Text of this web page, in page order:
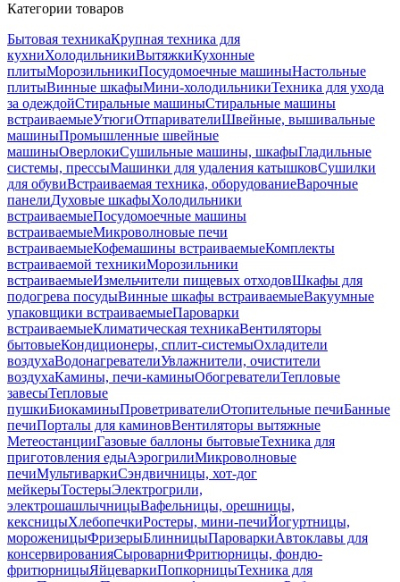
Категории товаров
Бытовая техникаКрупная техника для
кухниХолодильникиВытяжкиКухонные
плитыМорозильникиПосудомоечные машиныНастольные
плитыВинные шкафыМини-холодильникиТехника для ухода
за одеждойСтиральные машиныСтиральные машины
встраиваемыеУтюгиОтпаривателиШвейные, вышивальные
машиныПромышленные швейные
машиныОверлокиСушильные машины, шкафыГладильные
системы, прессыМашинки для удаления катышковСушилки
для обувиВстраиваемая техника, оборудованиеВарочные
панелиДуховые шкафыХолодильники
встраиваемыеПосудомоечные машины
встраиваемыеМикроволновые печи
встраиваемыеКофемашины встраиваемыеКомплекты
встраиваемой техникиМорозильники
встраиваемыеИзмельчители пищевых отходовШкафы для
подогрева посудыВинные шкафы встраиваемыеВакуумные
упаковщики встраиваемыеПароварки
встраиваемыеКлиматическая техникаВентиляторы
бытовыеКондиционеры, сплит-системыОхладители
воздухаВодонагревателиУвлажнители, очистители
воздухаКамины, печи-каминыОбогревателиТепловые
завесыТепловые
пушкиБиокаминыПроветривателиОтопительные печиБанные
печиПорталы для каминовВентиляторы вытяжные
МетеостанцииГазовые баллоны бытовыеТехника для
приготовления едыАэрогрилиМикроволновые
печиМультиваркиСэндвичницы, хот-дог
мейкерыТостерыЭлектрогрили,
электрошашлычницыВафельницы, орешницы,
кексницыХлебопечкиРостеры, мини-печиЙогуртницы,
мороженицыФризерыБлинницыПароваркиАвтоклавы для
консервированияСыроварниФритюрницы, фондю-
фритюрницыЯйцеваркиПопкорницыТехника для